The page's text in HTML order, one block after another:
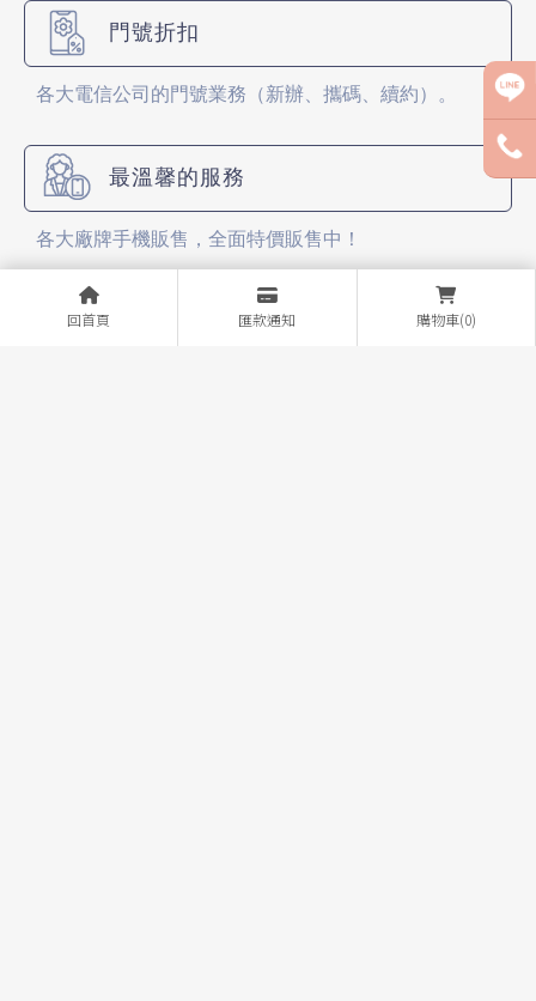
回首頁 匯款通知 購物車(0)
門號折扣
各大電信公司的門號業務（新辦、攜碼、續約）。
最溫馨的服務
各大廠牌手機販售，全面特價販售中！